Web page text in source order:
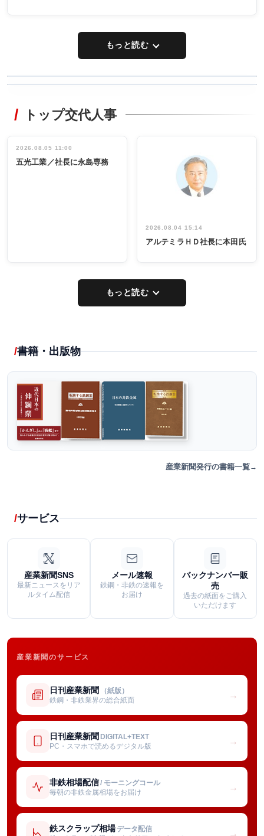
もっと読む
非鉄業界で
インタビュ
ー／社内ア
タックトレー
祝う 業界関
係者ら220人
出席
トップ交代人事
2026.08.05 11:00
五光工業／社長に永島専務
2026.08.04 15:14
アルテミラＨＤ社長に本田氏
もっと読む
書籍・出版物
産業新聞発行の書籍一覧
サービス
産業新聞SNS
最新ニュースをリア
ルタイム配信
メール速報
鉄鋼・非鉄の速報を
お届け
バックナンバー販
売
過去の紙面をご購入
いただけます
産業新聞のサービス
日刊産業新聞 （紙版）
鉄鋼・非鉄業界の総合紙面
→
日刊産業新聞 DIGITAL+TEXT
PC・スマホで読めるデジタル版
→
非鉄相場配信/ モーニングコール
毎朝の非鉄金属相場をお届け
→
鉄スクラップ相場 データ配信 →